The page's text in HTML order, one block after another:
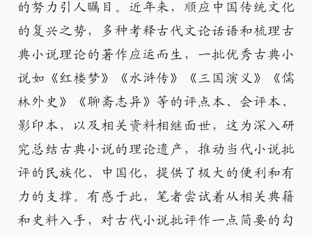
的努力引人瞩目。近年来，顺应中国传统文化
的复兴之势，多种考释古代文论话语和梳理古
典小说理论的著作应运而生，一批优秀古典小
说如《红楼梦》《水浒传》《三国演义》《儒
林外史》《聊斋志异》等的评点本、会评本、
影印本，以及相关资料相继面世，这为深入研
究总结古典小说的理论遗产，推动当代小说批
评的民族化、中国化，提供了极大的便利和有
力的支撑。有感于此，笔者尝试着从相关典籍
和史料入手，对古代小说批评作一点简要的勾